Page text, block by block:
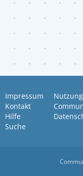
Impressum
Kontakt
Hilfe
Suche